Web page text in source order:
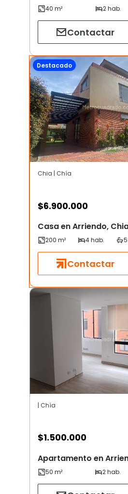
Contactar
Destacado
Chia | Chía
$6.900.000
Casa en Arriendo,
Contactar
| Chía
$1.500.000
Apartamento en